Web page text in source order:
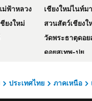
Baan Bua
Plus
The Riverie by
Extra Plus
Chainarai Riverside
Nai Ya Hotel
& Budget
New Maleena
ฟ้าหลวง
เชียงใหม่ไนท์ม
ยงใหม่
สวนสัตว์เชียงใ
วัดพระธาตุดอย
ดอยสุเทพ-ปุย
วัดพระธาตุลำป
ประเทศไทย ภาคเหนือ